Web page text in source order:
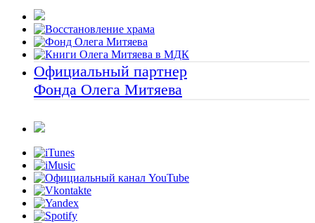
Официальный партнер
Фонда Олега Митяева